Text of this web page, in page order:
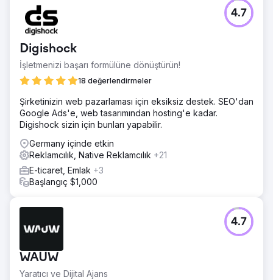
görüntüleme topladı ve analitiği avantajımıza kullanmanın
gerçek gücünü ortaya koydu.
Digishock
İşletmenizi başarı formülüne dönüştürün!
18 değerlendirmeler
4.7
Şirketinizin web pazarlaması için eksiksiz destek. SEO'dan
Google Ads'e, web tasarımından hosting'e kadar.
Digishock sizin için bunları yapabilir.
Germany içinde etkin
Reklamcılık, Native Reklamcılık +21
E-ticaret, Emlak +3
Başlangıç $1,000
WAUW
Yaratıcı ve Dijital Ajans
4.7